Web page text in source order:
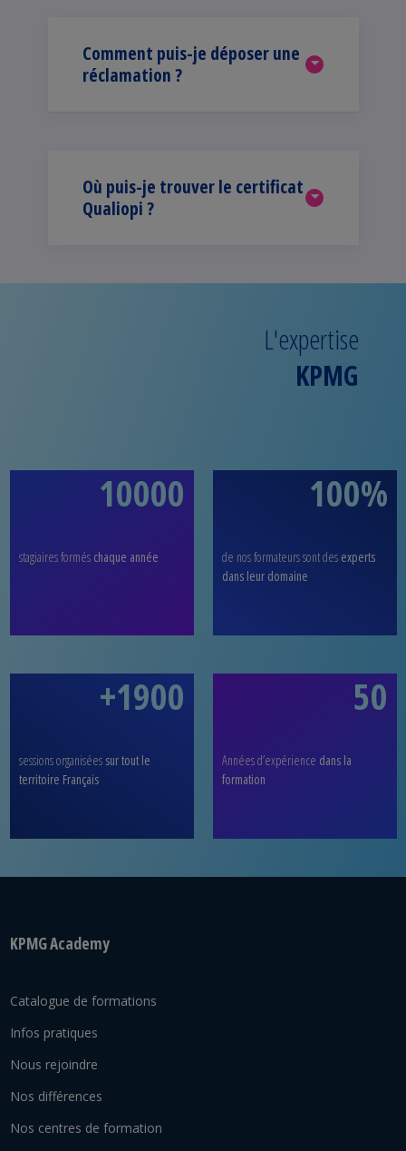
Comment puis-je déposer une
réclamation ?
Où puis-je trouver le certificat
Qualiopi ?
L'expertise
KPMG
10000
stagiaires formés chaque année
100%
de nos formateurs sont des experts
dans leur domaine
+1900
sessions organisées sur tout le
territoire Français
50
Années d’expérience dans la
formation
KPMG Academy
Catalogue de formations
Infos pratiques
Nous rejoindre
Nos différences
Nos centres de formation